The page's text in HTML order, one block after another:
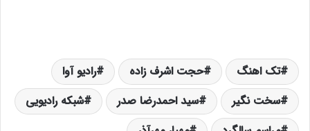
تک اهنگ حجت اشرف زاده
رادیو آوا
سخت نگیر
سید احمدرضا صدر
شبکه رادیویی